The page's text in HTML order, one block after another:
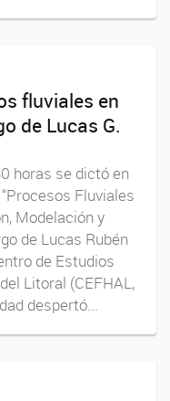
fluviales en
de Lucas G.
horas se dictó en
Fluviales
Modelación y
de Lucas Rubén
de Estudios
Litoral (CEFHAL,
despertó...